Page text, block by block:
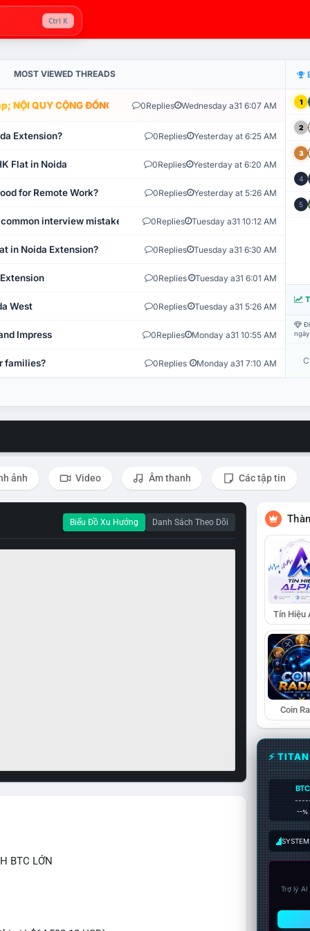
Ctrl K
MOST VIEWED THREADS
NỘI QUY CỘNG ĐỒNG VLIKE.VN: HỆ THỐNG GIÁM SÁT TỰ
0Replies Wednesday a31 6:07 AM
Extension? 0Replies Yesterday at 6:25 AM
Flat in Noida 0Replies Yesterday at 6:20 AM
for Remote Work? 0Replies Yesterday at 5:26 AM
interview mistakes? 0Replies Tuesday a31 10:12 AM
in Noida Extension? 0Replies Tuesday a31 6:30 AM
0Replies Tuesday a31 6:01 AM
West 0Replies Tuesday a31 5:26 AM
Impress 0Replies Monday a31 10:55 AM
families? 0Replies Monday a31 7:10 AM
1
2
3
4
5
ảnh Video Âm thanh Các tập tin
Biểu Đồ Xu Hướng Danh Sách Theo Dõi
BTC LỚN
Tín Hiệu
Coin
⚡
BTC
--%
Trợ lý